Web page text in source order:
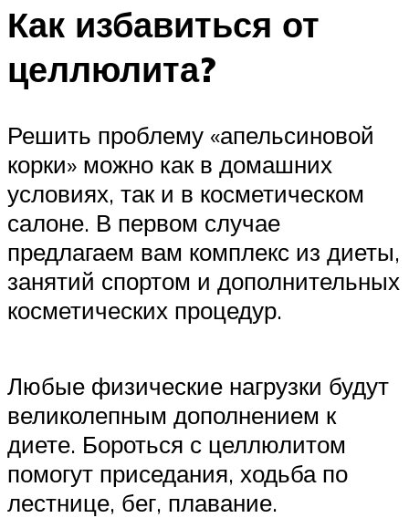
Как избавиться от
целлюлита?
Решить проблему «апельсиновой
корки» можно как в домашних
условиях, так и в косметическом
салоне. В первом случае
предлагаем вам комплекс из диеты,
занятий спортом и дополнительных
косметических процедур.
Любые физические нагрузки будут
великолепным дополнением к
диете. Бороться с целлюлитом
помогут приседания, ходьба по
лестнице, бег, плавание.